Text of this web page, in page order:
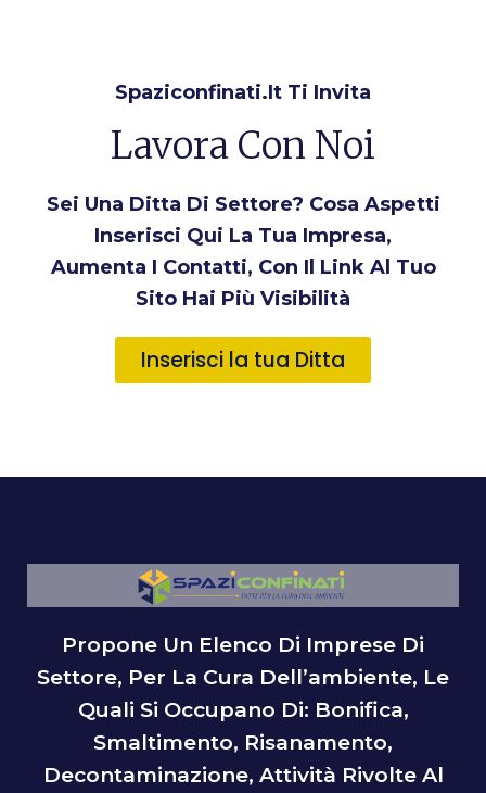
Spaziconfinati.it Ti Invita
Lavora Con Noi
Sei Una Ditta Di Settore? Cosa Aspetti
Inserisci Qui La Tua Impresa,
Aumenta I Contatti, Con Il Link Al Tuo
Sito Hai Più Visibilità
Inserisci la tua Ditta
Propone Un Elenco Di Imprese Di
Settore, Per La Cura Dell’ambiente, Le
Quali Si Occupano Di: Bonifica,
Smaltimento, Risanamento,
Decontaminazione, Attività Rivolte Al